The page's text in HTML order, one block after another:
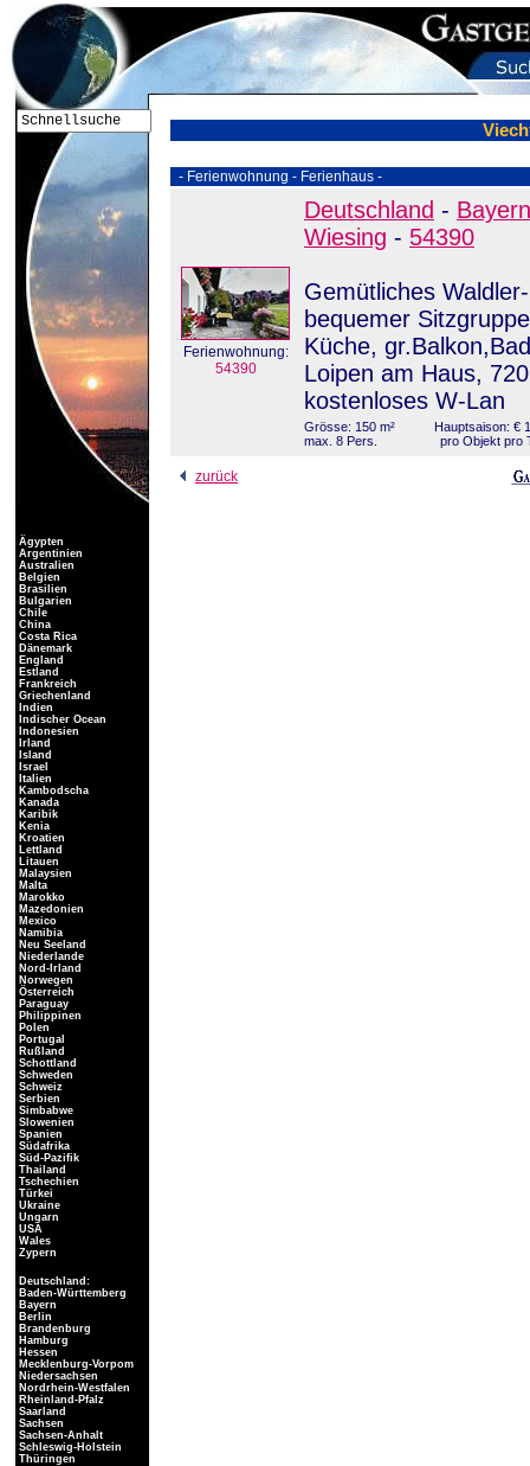
- Ferienwohnung - Ferienhaus -
Ferienwohnung:
54390
Deutschland - Bayern
Wiesing - 54390
Gemütliches
bequemer
Küche,
Loipen am Haus,
kostenloses W-Lan
Grösse: 150 m²
max. 8 Pers.
Hauptsaison: €
pro Objekt pro
zurück
Ägypten
Argentinien
Australien
Belgien
Brasilien
Bulgarien
Chile
China
Costa Rica
Dänemark
England
Estland
Frankreich
Griechenland
Indien
Indischer Ocean
Indonesien
Irland
Island
Israel
Italien
Kambodscha
Kanada
Karibik
Kenia
Kroatien
Lettland
Litauen
Malaysien
Malta
Marokko
Mazedonien
Mexico
Namibia
Neu Seeland
Niederlande
Nord-Irland
Norwegen
Österreich
Paraguay
Philippinen
Polen
Portugal
Rußland
Schottland
Schweden
Schweiz
Serbien
Simbabwe
Slowenien
Spanien
Südafrika
Süd-Pazifik
Thailand
Tschechien
Türkei
Ukraine
Ungarn
USA
Wales
Zypern
Deutschland:
Baden-Württemberg
Bayern
Berlin
Brandenburg
Hamburg
Hessen
Mecklenburg-Vorpom
Niedersachsen
Nordrhein-Westfalen
Rheinland-Pfalz
Saarland
Sachsen
Sachsen-Anhalt
Schleswig-Holstein
Thüringen